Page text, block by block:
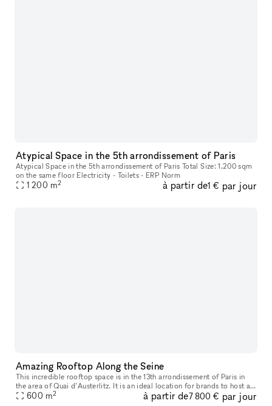
Atypical Space in the 5th arrondissement of Paris
Atypical Space in the 5th arrondissement of Paris Total Size: 1,200 sqm
on the same floor Electricity - Toilets - ERP Norm
1 200 m2 à partir de1 € par jour
Amazing Rooftop Along the Seine
This incredible rooftop space is in the 13th arrondissement of Paris in
the area of Quai d’Austerlitz. It is an ideal location for brands to host a
Fashion Show, Late Night Event (after 10pm), Corpor
600 m2 à partir de7 800 € par jour